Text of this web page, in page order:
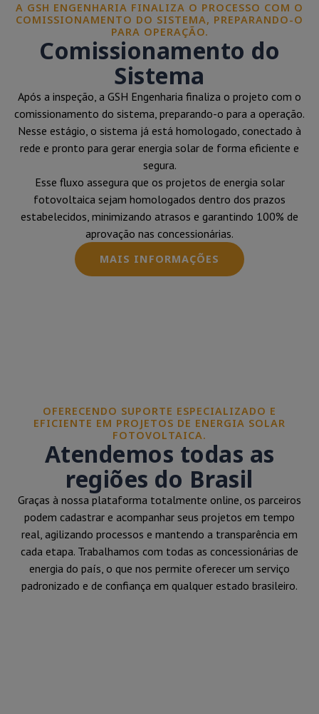
A GSH ENGENHARIA FINALIZA O PROCESSO COM O
COMISSIONAMENTO DO SISTEMA, PREPARANDO-O
PARA OPERAÇÃO.
Comissionamento do
Sistema
Após a inspeção, a GSH Engenharia finaliza o projeto com o
comissionamento do sistema, preparando-o para a operação.
Nesse estágio, o sistema já está homologado, conectado à
rede e pronto para gerar energia solar de forma eficiente e
segura.
Esse fluxo assegura que os projetos de energia solar
fotovoltaica sejam homologados dentro dos prazos
estabelecidos, minimizando atrasos e garantindo 100% de
aprovação nas concessionárias.
MAIS INFORMAÇÕES
OFERECENDO SUPORTE ESPECIALIZADO E
EFICIENTE EM PROJETOS DE ENERGIA SOLAR
FOTOVOLTAICA.
Atendemos todas as
regiões do Brasil
Graças à nossa plataforma totalmente online, os parceiros
podem cadastrar e acompanhar seus projetos em tempo
real, agilizando processos e mantendo a transparência em
cada etapa. Trabalhamos com todas as concessionárias de
energia do país, o que nos permite oferecer um serviço
padronizado e de confiança em qualquer estado brasileiro.